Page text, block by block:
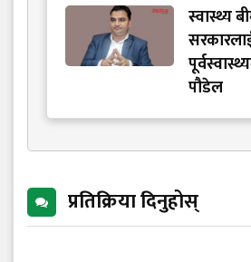
स्वास्थ्य
पौडेल
प्रतिक्रिया दिनुहोस्